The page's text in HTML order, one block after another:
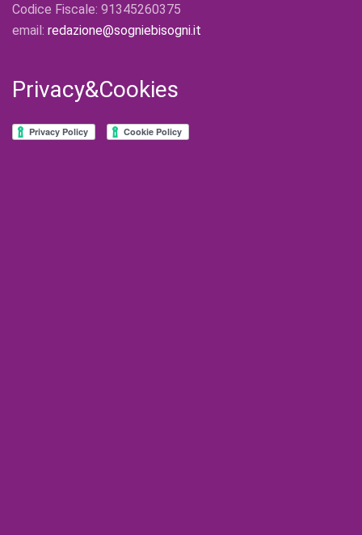
Codice Fiscale: 91345260375
email: redazione@sogniebisogni.it
Privacy&Cookies